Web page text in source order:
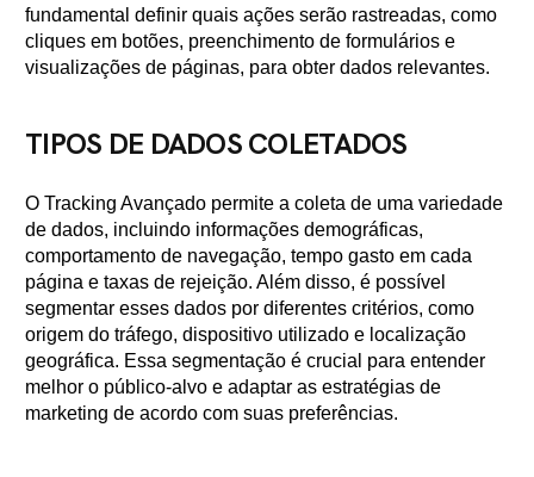
fundamental definir quais ações serão rastreadas, como
cliques em botões, preenchimento de formulários e
visualizações de páginas, para obter dados relevantes.
TIPOS DE DADOS COLETADOS
O Tracking Avançado permite a coleta de uma variedade
de dados, incluindo informações demográficas,
comportamento de navegação, tempo gasto em cada
página e taxas de rejeição. Além disso, é possível
segmentar esses dados por diferentes critérios, como
origem do tráfego, dispositivo utilizado e localização
geográfica. Essa segmentação é crucial para entender
melhor o público-alvo e adaptar as estratégias de
marketing de acordo com suas preferências.